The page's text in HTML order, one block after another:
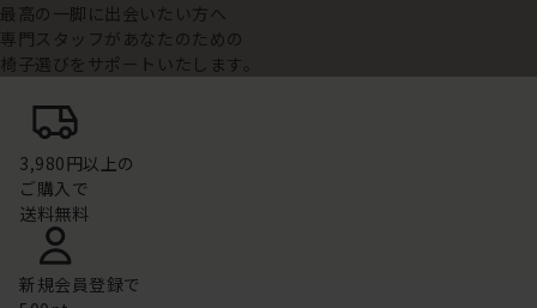
最高の一脚に出会いたい方へ
専門スタッフがあなたのための
椅子選びをサポートいたします。
3,980円以上の
ご購入で
送料無料
新規会員登録で